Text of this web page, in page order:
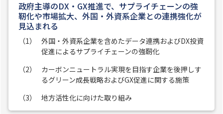
政府主導のDX・GX推進で、サプライチェーンの強
靭化や市場拡大、外国・外資系企業との連携強化が
見込まれる
（1）
外国・外資系企業を含めたデータ連携およびDX投資
促進によるサプライチェーンの強靭化
（2）
カーボンニュートラル実現を目指す企業を後押しす
るグリーン成長戦略およびGX促進に関する施策
（3）
地方活性化に向けた取り組み